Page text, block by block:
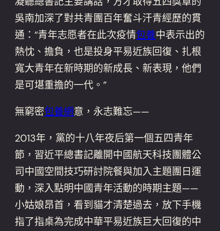
吳南加深了對共青團百年奮斗汗青經歷的貫
通：“青年志愿者在此次疫情包養中表示出的
熱忱、擔負，也是投身平易近族回復、扎根
寬大青年在新時期的新成長、新表現，他們
是可堪重擔的一代。”
無窮密包養網意，永志難忘——
2013年，黨的十八年夜后第一個五四青年
節，習近平總書記離開中國航天科技團體公
司中國空間技巧研討院餐與加入主題團日運
動，深入點明中國青年活動的時期主題——
小姑娘昂首，看到貓才清楚過去，放下手機
指了指桌為完成中華平易近族巨大回復的中